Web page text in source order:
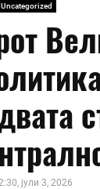
Uncategorized
јули 3, 2026